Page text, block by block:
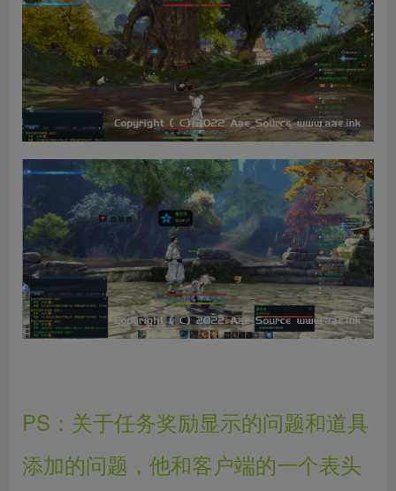
PS：关于任务奖励显示的问题和道具
添加的问题，他和客户端的一个表头